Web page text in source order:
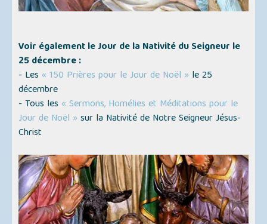
Voir également le Jour de la Nativité du Seigneur le
25 décembre :
- Les « 150 Prières pour le Jour de Noël » le 25
décembre
- Tous les « Sermons, Homélies et Méditations pour le
Jour de Noël » sur la Nativité de Notre Seigneur Jésus-
Christ